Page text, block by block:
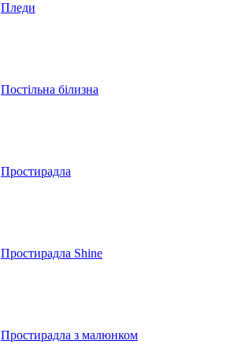
Пледи
Постільна білизна
Простирадла
Простирадла Shine
Простирадла з малюнком